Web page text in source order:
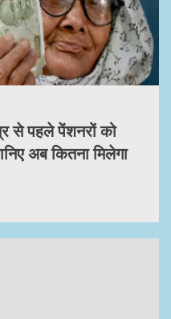
से पहले पेंशनरों को
अब कितना मिलेगा